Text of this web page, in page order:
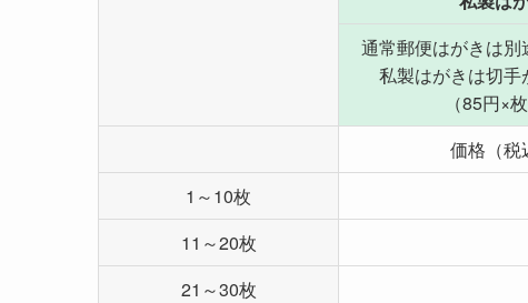
通常郵便はがきは別
私製はがきは切手
（85円×
価格（税
1～10枚
11～20枚
21～30枚